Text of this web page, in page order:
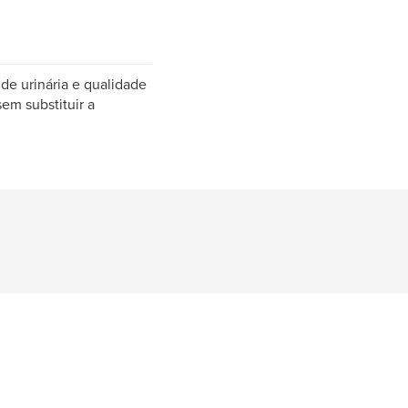
urinária e qualidade
substituir a